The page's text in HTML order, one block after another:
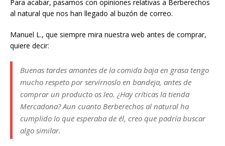
Para acabar, pasamos con opiniones relativas a Berberechos
al natural que nos han llegado al buzón de correo.
Manuel L., que siempre mira nuestra web antes de comprar,
quiere decir:
Buenas tardes amantes de la comida baja en grasa tengo
mucho respeto por servírnoslo en bandeja, antes de
comprar un producto os leo. ¿Hay críticas la tienda
Mercadona? Aun cuanto Berberechos al natural ha
cumplido lo que esperaba de él, creo que podría buscar
algo similar.